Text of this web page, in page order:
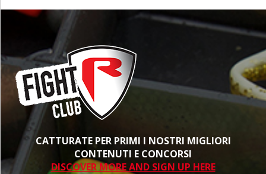
CATTURATE PER PRIMI I NOSTRI MIGLIORI
CONTENUTI E CONCORSI
DISCOVER MORE AND SIGN UP HERE